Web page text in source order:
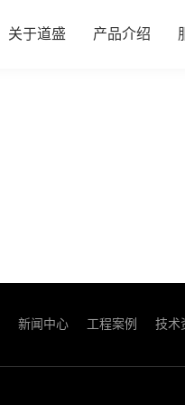
关于道盛 产品介绍
新闻中心 工程案例 技术